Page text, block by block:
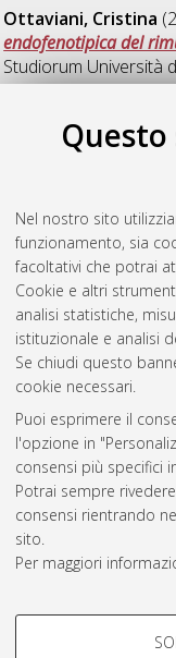
Nel nostro sito
funzionamento, sia
facoltativi che potrai
Cookie e altri
analisi statistiche,
istituzionale e analisi
Se chiudi questo
cookie necessari.
Puoi esprimere il
l'opzione in
consensi più specifici
Potrai sempre
consensi rientrando
sito.
Per maggiori
COOKIE DI
Ottaviani, Cristina
endofenotipica del
Studiorum Università
Psicologia generale e
Passamonti, Claudia
acustica in pazienti
thesis], Alma Mater
Dottorato di ricerca in
DOI 10.6092/unibo/
Questa lista e'
Atom
Rss 1.0
Rss 2.0
ISSN: 2038-7946
Impostazioni
Informativa sulla